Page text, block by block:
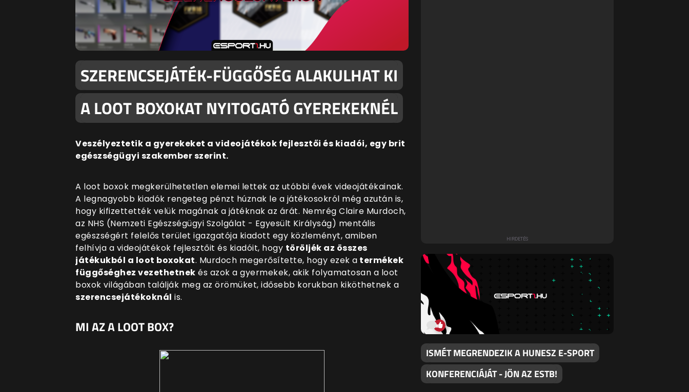
SZERENCSEJÁTÉK-FÜGGŐSÉG ALAKULHAT KI
A LOOT BOXOKAT NYITOGATÓ GYEREKEKNÉL
Veszélyeztetik a gyerekeket a videojátékok fejlesztői és kiadói, egy brit
egészségügyi szakember szerint.
A loot boxok megkerülhetetlen elemei lettek az utóbbi évek videojátékainak.
A legnagyobb kiadók rengeteg pénzt húznak le a játékosokról még azután is,
hogy kifizettették velük magának a játéknak az árát. Nemrég Claire Murdoch,
az NHS (Nemzeti Egészségügyi Szolgálat - Egyesült Királyság) mentális
egészségért felelős terület igazgatója kiadott egy közleményt, amiben
felhívja a videojátékok fejlesztőit és kiadóit, hogy töröljék az összes
játékukból a loot boxokat. Murdoch megerősítette, hogy ezek a termékek
függőséghez vezethetnek és azok a gyermekek, akik folyamatosan a loot
boxok világában találják meg az örömüket, idősebb korukban kiköthetnek a
szerencsejátékoknál is.
MI AZ A LOOT BOX?
ISMÉT MEGRENDEZIK A HUNESZ E-SPORT
KONFERENCIÁJÁT - JÖN AZ ESTB!